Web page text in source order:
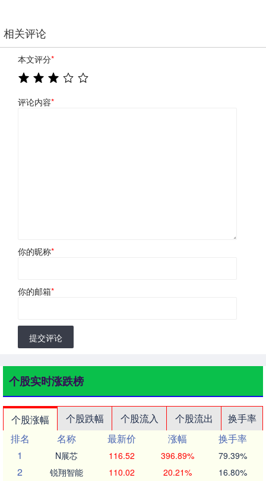
相关评论
本文评分*
评论内容*
你的昵称*
你的邮箱*
提交评论
个股实时涨跌榜
个股涨幅 个股跌幅 个股流入 个股流出
换手率
排名
名称 最新价 涨幅
换手率
1
N展芯 116.52 396.89% 79.39%
2 锐翔智能 110.02 20.21% 16.80%